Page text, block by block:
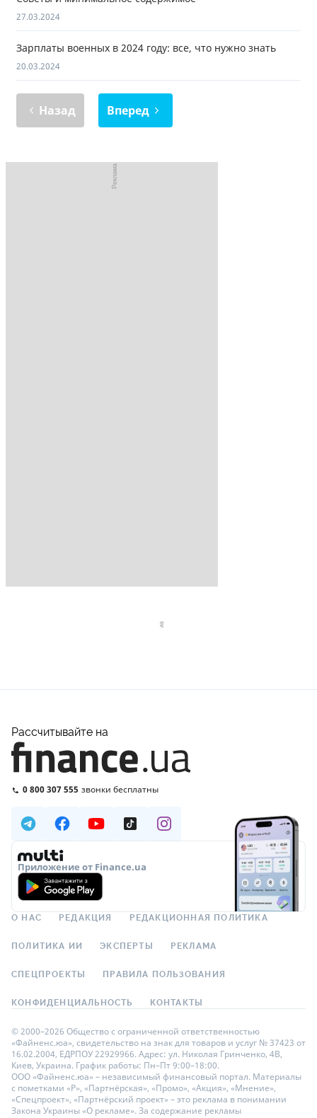
27.03.2024
Зарплаты военных в 2024 году: все, что нужно знать
20.03.2024
Назад Вперед
Рассчитывайте на
0 800 307 555 звонки бесплатны
Приложение от Finance.ua
О НАС РЕДАКЦИЯ РЕДАКЦИОННАЯ ПОЛИТИКА
ПОЛИТИКА ИИ ЭКСПЕРТЫ РЕКЛАМА
СПЕЦПРОЕКТЫ ПРАВИЛА ПОЛЬЗОВАНИЯ
КОНФИДЕНЦИАЛЬНОСТЬ КОНТАКТЫ
© 2000–2026 Общество с ограниченной ответственностью
«Файненс.юа», свидетельство на знак для товаров и услуг № 37423 от
16.02.2004, ЕДРПОУ 22929966. Адрес: ул. Николая Гринченко, 4В,
Киев, Украина. График работы: Пн–Пт 9:00–18:00.
ООО «Файненс.юа» – независимый финансовый портал. Материалы
с пометками «Р», «Партнёрская», «Промо», «Акция», «Мнение»,
«Спецпроект», «Партнёрский проект» – это реклама в понимании
Закона Украины «О рекламе». За содержание рекламы